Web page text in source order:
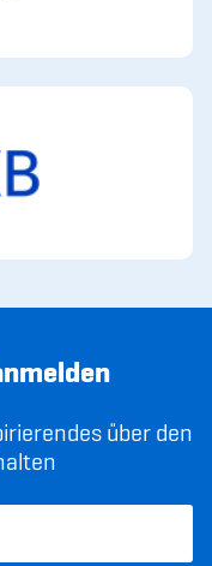
über den